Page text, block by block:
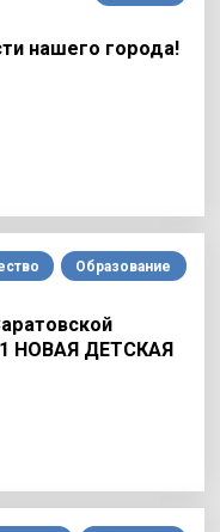
нашего города!
Образование
НОВАЯ ДЕТСКАЯ